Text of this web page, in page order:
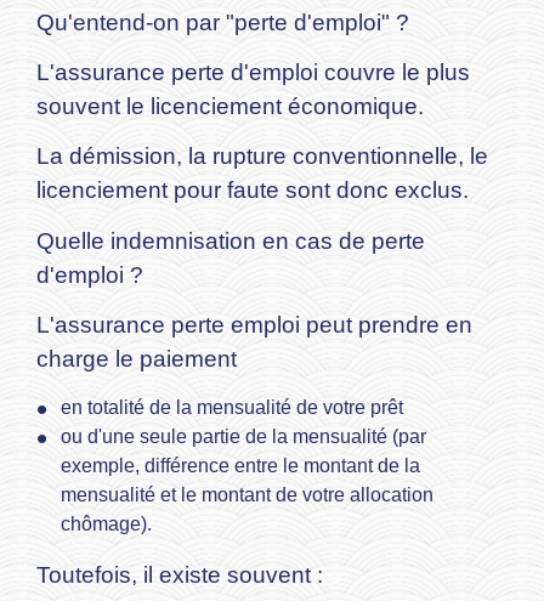
Qu'entend-on par "perte d'emploi" ?
L'assurance perte d'emploi couvre le plus
souvent le licenciement économique.
La démission, la rupture conventionnelle, le
licenciement pour faute sont donc exclus.
Quelle indemnisation en cas de perte
d'emploi ?
L'assurance perte emploi peut prendre en
charge le paiement
en totalité de la mensualité de votre prêt
ou d'une seule partie de la mensualité (par
exemple, différence entre le montant de la
mensualité et le montant de votre allocation
chômage).
Toutefois, il existe souvent :